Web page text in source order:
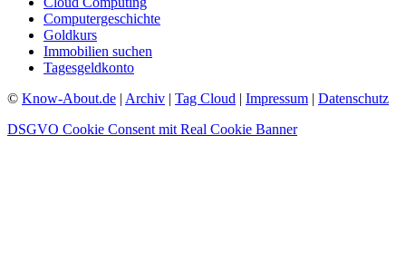
Computergeschichte
Goldkurs
Immobilien suchen
Tagesgeldkonto
© Know-About.de | Archiv | Tag Cloud | Impressum | Datenschutz
DSGVO Cookie Consent mit Real Cookie Banner